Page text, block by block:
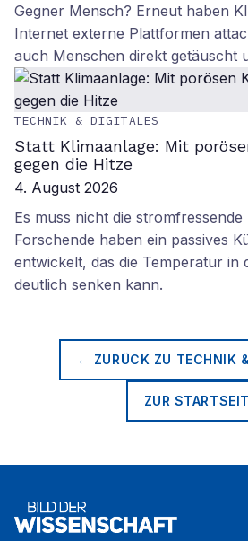
Gegner Mensch? Erneut haben
Internet externe Plattformen
auch Menschen direkt getäuscht
TECHNIK & DIGITALES
Statt Klimaanlage: Mit
gegen die Hitze
4. August 2026
Es muss nicht die stromfressende
Forschende haben ein passives
entwickelt, das die Temperatur in
deutlich senken kann.
← ZURÜCK ZU TECHNIK
ZUR